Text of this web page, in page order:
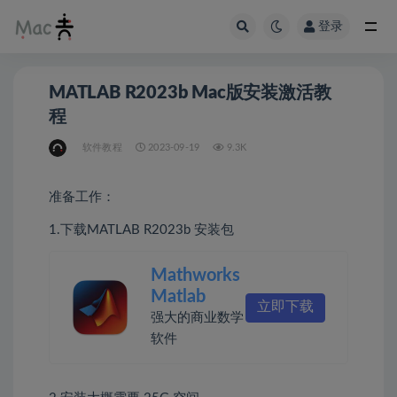
登录
MATLAB R2023b Mac版安装激活教
程
软件教程 2023-09-19 9.3K
准备工作：
1.下载MATLAB R2023b 安装包
Mathworks
Matlab
强大的商业数学
软件
立即下载